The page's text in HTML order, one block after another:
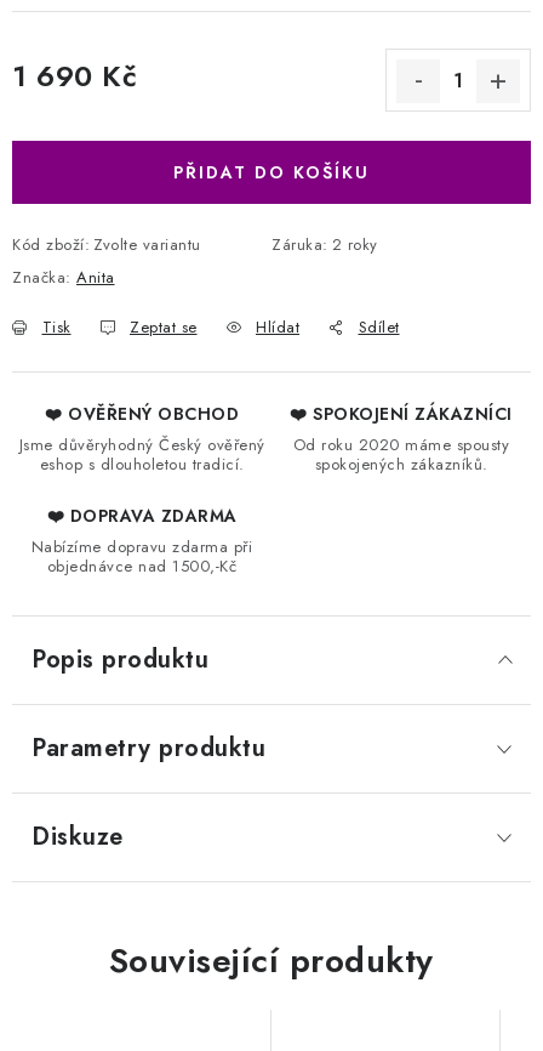
1 690 Kč
PŘIDAT DO KOŠÍKU
Kód zboží: Zvolte variantu Záruka: 2 roky
Značka: Anita
Tisk Zeptat se Hlídat Sdílet
❤️ OVĚŘENÝ OBCHOD
Jsme důvěryhodný Český ověřený
eshop s dlouholetou tradicí.
❤️ SPOKOJENÍ ZÁKAZNÍCI
Od roku 2020 máme spousty
spokojených zákazníků.
❤️ DOPRAVA ZDARMA
Nabízíme dopravu zdarma při
objednávce nad 1500,-Kč
Popis produktu
Parametry produktu
Diskuze
Související produkty